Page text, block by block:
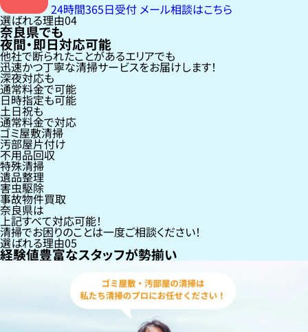
24時間365日受付 メール相談はこちら
選ばれる理由04
奈良県でも
夜間・即日対応可能
他社で断られたことがあるエリアでも
迅速かつ丁寧な清掃サービスをお届けします！
深夜対応も
通常料金で可能
日時指定も可能
土日祝も
通常料金で対応
ゴミ屋敷清掃
汚部屋片付け
不用品回収
特殊清掃
遺品整理
害虫駆除
事故物件買取
奈良県は
上記すべて対応可能！
清掃でお困りのことは一度ご相談ください！
選ばれる理由05
経験値豊富なスタッフが勢揃い